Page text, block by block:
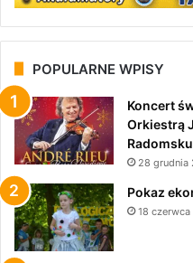
POPULARNE WPISY
Koncert
Orkiestrą
Radomsku
28 grudnia
Pokaz
18 czerwca